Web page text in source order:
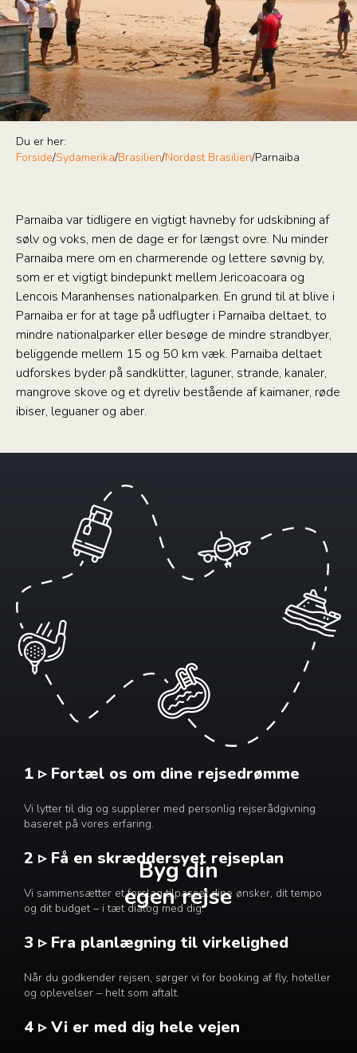
Du er her:
Forside/Sydamerika/Brasilien/Nordøst Brasilien/Parnaiba
Parnaiba var tidligere en vigtigt havneby for udskibning af
sølv og voks, men de dage er for længst ovre. Nu minder
Parnaiba mere om en charmerende og lettere søvnig by,
som er et vigtigt bindepunkt mellem Jericoacoara og
Lencois Maranhenses nationalparken. En grund til at blive i
Parnaiba er for at tage på udflugter i Parnaiba deltaet, to
mindre nationalparker eller besøge de mindre strandbyer,
beliggende mellem 15 og 50 km væk. Parnaiba deltaet
udforskes byder på sandklitter, laguner, strande, kanaler,
mangrove skove og et dyreliv bestående af kaimaner, røde
ibiser, leguaner og aber.
Byg din
egen rejse
1 ▹ Fortæl os om dine rejsedrømme
Vi lytter til dig og supplerer med personlig rejserådgivning
baseret på vores erfaring.
2 ▹ Få en skræddersyet rejseplan
Vi sammensætter et forslag tilpasset dine ønsker, dit tempo
og dit budget – i tæt dialog med dig.
3 ▹ Fra planlægning til virkelighed
Når du godkender rejsen, sørger vi for booking af fly, hoteller
og oplevelser – helt som aftalt.
4 ▹ Vi er med dig hele vejen